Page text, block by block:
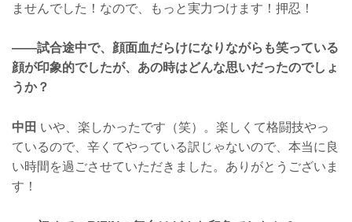
ませんでした！なので、もっと実力つけます！押忍！
——試合途中で、顔面血だらけになりながらも笑っている
顔が印象的でしたが、あの時はどんな思いだったのでしょ
うか？
中田 いや、楽しかったです（笑）。楽しくて格闘技やっ
ているので、辛くてやっている訳じゃないので、本当に良
い時間を過ごさせていただきました。ありがとうございま
す！